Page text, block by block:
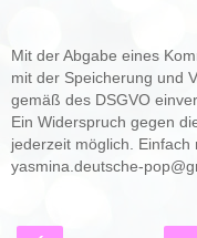
Mit der Abgabe eines
mit der Speicherung und
gemäß des DSGVO
Ein Widerspruch gegen
jederzeit möglich. Einfach
yasmina.deutsche-